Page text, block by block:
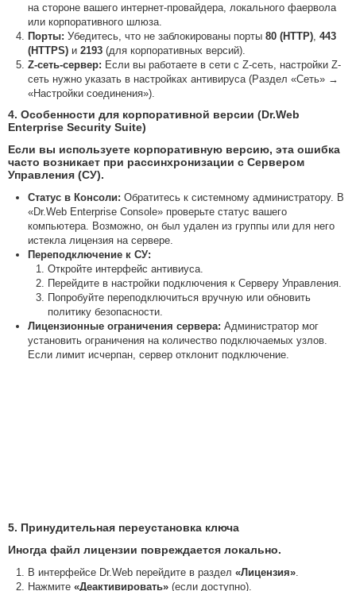
на стороне вашего интернет-провайдера, локального фаервола
или корпоративного шлюза.
Порты: Убедитесь, что не заблокированы порты 80 (HTTP), 443
(HTTPS) и 2193 (для корпоративных версий).
Z-сеть-сервер: Если вы работаете в сети с Z-сеть, настройки Z-
сеть нужно указать в настройках антивируса (Раздел «Сеть» →
«Настройки соединения»).
4. Особенности для корпоративной версии (Dr.Web
Enterprise Security Suite)
Если вы используете корпоративную версию, эта ошибка
часто возникает при рассинхронизации с Сервером
Управления (СУ).
Статус в Консоли: Обратитесь к системному администратору. В
«Dr.Web Enterprise Console» проверьте статус вашего
компьютера. Возможно, он был удален из группы или для него
истекла лицензия на сервере.
Переподключение к СУ:
Откройте интерфейс антивиуса.
Перейдите в настройки подключения к Серверу Управления.
Попробуйте переподключиться вручную или обновить
политику безопасности.
Лицензионные ограничения сервера: Администратор мог
установить ограничения на количество подключаемых узлов.
Если лимит исчерпан, сервер отклонит подключение.
5. Принудительная переустановка ключа
Иногда файл лицензии повреждается локально.
В интерфейсе Dr.Web перейдите в раздел «Лицензия».
Нажмите «Деактивировать» (если доступно).